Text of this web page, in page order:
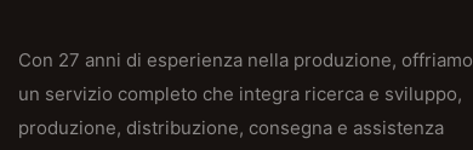
Con 27 anni di esperienza nella produzione, offriamo
un servizio completo che integra ricerca e sviluppo,
produzione, distribuzione, consegna e assistenza